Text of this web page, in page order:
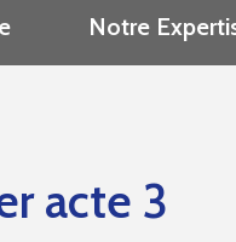
2
Notre
acte 3